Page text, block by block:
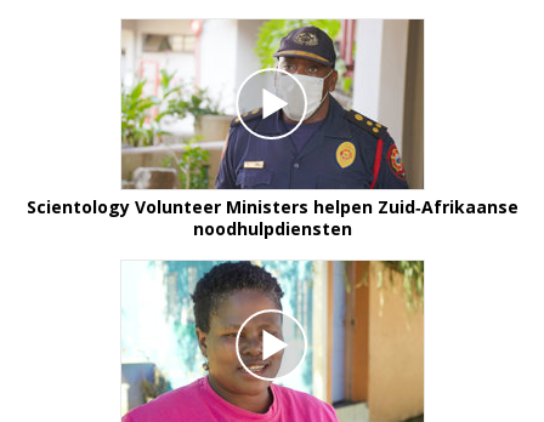
Scientology Volunteer Ministers helpen Zuid‑Afrikaanse
noodhulpdiensten